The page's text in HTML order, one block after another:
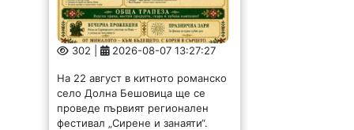
302 | 2026-08-07 13:27:27
На 22 август в китното романско
село Долна Бешовица ще се
проведе първият регионален
фестивал „Сирене и занаяти“.